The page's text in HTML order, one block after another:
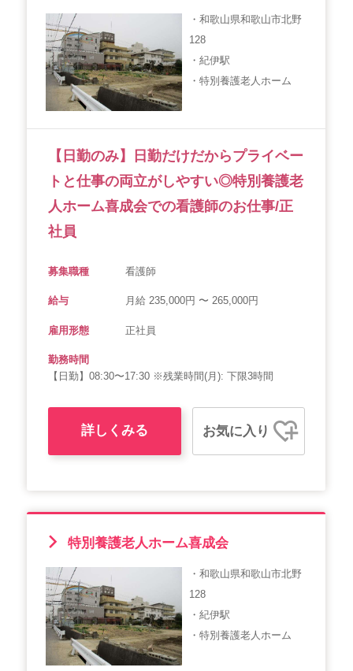
・和歌山県和歌山市北野
128
・紀伊駅
・特別養護老人ホーム
【日勤のみ】日勤だけだからプライベー
トと仕事の両立がしやすい◎特別養護老
人ホーム喜成会での看護師のお仕事/正
社員
募集職種 看護師
給与 月給 235,000円 〜 265,000円
雇用形態 正社員
勤務時間
【日勤】08:30〜17:30 ※残業時間(月): 下限3時間
詳しくみる お気に入り
特別養護老人ホーム喜成会
・和歌山県和歌山市北野
128
・紀伊駅
・特別養護老人ホーム